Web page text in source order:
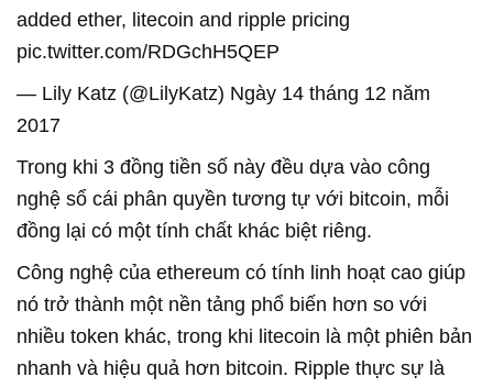
added ether, litecoin and ripple pricing
pic.twitter.com/RDGchH5QEP
— Lily Katz (@LilyKatz) Ngày 14 tháng 12 năm
2017
Trong khi 3 đồng tiền số này đều dựa vào công
nghệ sổ cái phân quyền tương tự với bitcoin, mỗi
đồng lại có một tính chất khác biệt riêng.
Công nghệ của ethereum có tính linh hoạt cao giúp
nó trở thành một nền tảng phổ biến hơn so với
nhiều token khác, trong khi litecoin là một phiên bản
nhanh và hiệu quả hơn bitcoin. Ripple thực sự là